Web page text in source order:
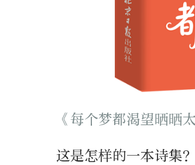
《每个梦都渴望晒
这是怎样的一本诗集？